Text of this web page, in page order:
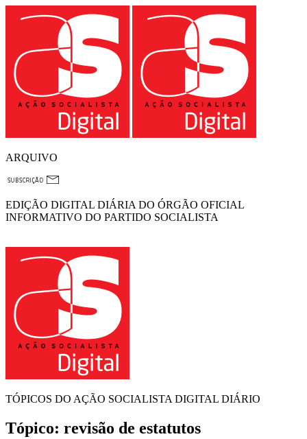
ARQUIVO
EDIÇÃO DIGITAL DIÁRIA DO ÓRGÃO OFICIAL
INFORMATIVO DO PARTIDO SOCIALISTA
TÓPICOS DO AÇÃO SOCIALISTA DIGITAL DIÁRIO
Tópico: revisão de estatutos